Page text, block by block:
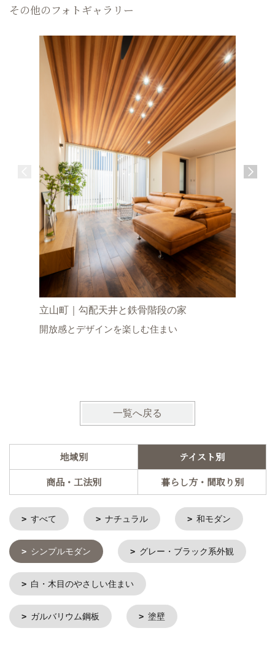
その他のフォトギャラリー
立山町｜勾配天井と鉄骨階段の家
開放感とデザインを楽しむ住まい
一覧へ戻る
地域別
テイスト別
商品・工法別
暮らし方・間取り別
すべて ナチュラル 和モダン
シンプルモダン グレー・ブラック系外観
白・木目のやさしい住まい
ガルバリウム鋼板 塗壁